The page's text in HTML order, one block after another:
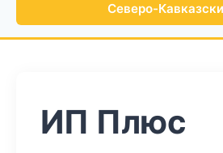
Северо-
ИП Плюс